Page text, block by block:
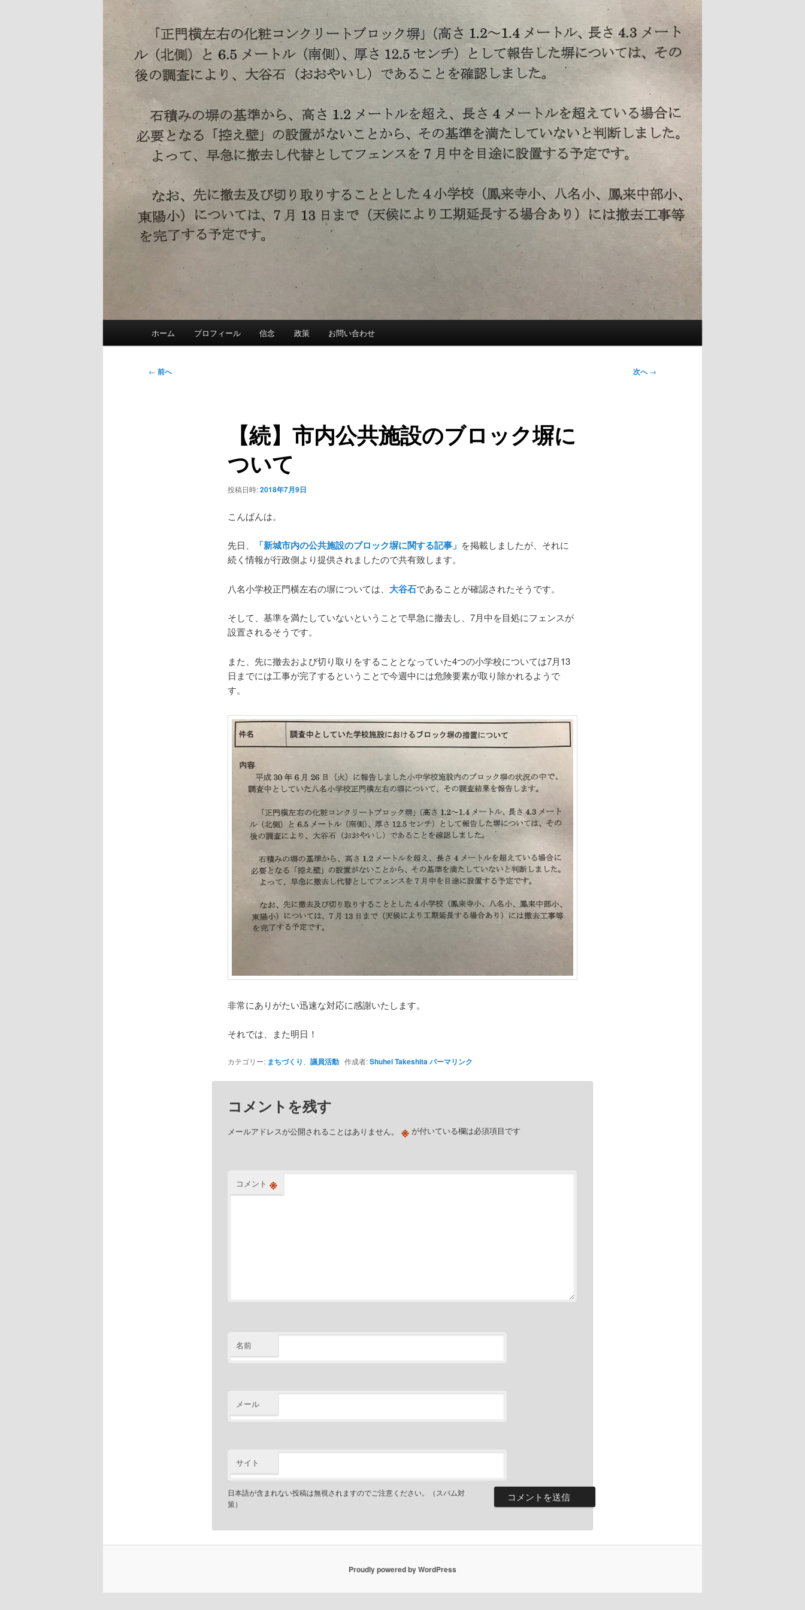
ホーム プロフィール 信念 政策 お問い合わせ
投
← 前へ 次へ→
【続】市内公共施設のブロック塀に
ついて
投稿日時:2018年7月9日
こんばんは。
先日、 「新城市内の公共施設のブロック塀に関する記事」 を掲載しましたが、それに
続く情報が行政側より提供されましたので共有致します。
八名小学校正門横左右の塀については、 大谷石であることが確認されたそうです。
そして、基準を満たしていないということで早急に撤去し、7月中を目処にフェンスが
設置されるそうです。
また、先に撤去および切り取りをすることとなっていた4つの小学校については7月13
日までには工事が完了するということで今週中には危険要素が取り除かれるようで
す。
非常にありがたい迅速な対応に感謝いたします。
それでは、また明日！
カテゴリー: まちづくり 議員活動作成者:Shuhei Takeshitaパーマリンク
コメントを残す
メールアドレスが公開されることはありません。 ※が付いている欄は必須項目です
コメント ※
名前
メール
サイト
日本語が含まれない投稿は無視されますのでご注意ください。（スパム対
策）
Proudly powered by WordPress